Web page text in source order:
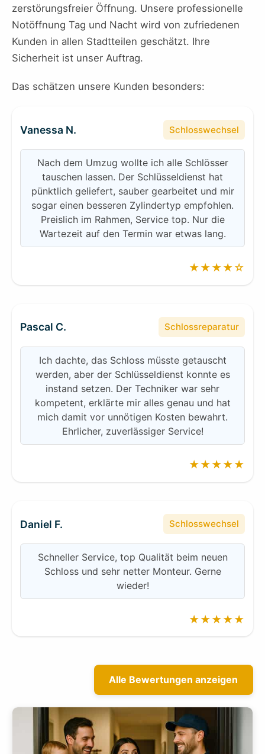
zerstörungsfreier Öffnung. Unsere professionelle
Notöffnung Tag und Nacht wird von zufriedenen
Kunden in allen Stadtteilen geschätzt. Ihre
Sicherheit ist unser Auftrag.
Das schätzen unsere Kunden besonders:
Vanessa N. Schlosswechsel
Nach dem Umzug wollte ich alle Schlösser
tauschen lassen. Der Schlüsseldienst hat
pünktlich geliefert, sauber gearbeitet und mir
sogar einen besseren Zylindertyp empfohlen.
Preislich im Rahmen, Service top. Nur die
Wartezeit auf den Termin war etwas lang.
★★★★☆
Pascal C. Schlossreparatur
Ich dachte, das Schloss müsste getauscht
werden, aber der Schlüsseldienst konnte es
instand setzen. Der Techniker war sehr
kompetent, erklärte mir alles genau und hat
mich damit vor unnötigen Kosten bewahrt.
Ehrlicher, zuverlässiger Service!
★★★★★
Daniel F. Schlosswechsel
Schneller Service, top Qualität beim neuen
Schloss und sehr netter Monteur. Gerne
wieder!
★★★★★
Alle Bewertungen anzeigen